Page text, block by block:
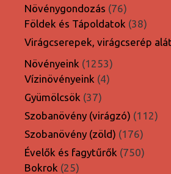
termék
Növénygondozás 7676
termék
Földek és Tápoldatok 3838
Virágcserepek, virágcserép
Növényeink 12531253
termék
Vízinövényeink 44
Gyümölcsök 3737
termék
Szobanövény (virágzó) 112112
Szobanövény (zöld) 176176
termék
Évelők és fagytűrők 750750
Bokrok 2525